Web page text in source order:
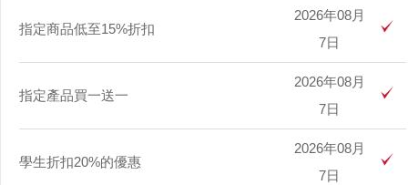
指定商品低至15%折扣
2026年08月
7日
指定產品買一送一
2026年08月
7日
學生折扣20%的優惠
2026年08月
7日